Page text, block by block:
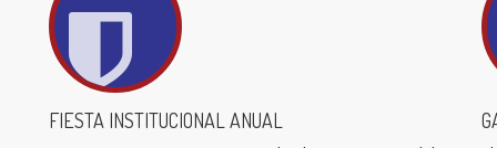
FIESTA INSTITUCIONAL ANUAL